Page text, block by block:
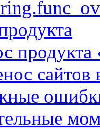
продукта
сайтов